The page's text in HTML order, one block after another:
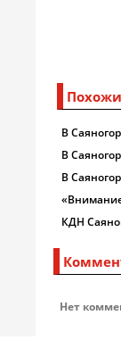
В
В
В
КДН
Нет